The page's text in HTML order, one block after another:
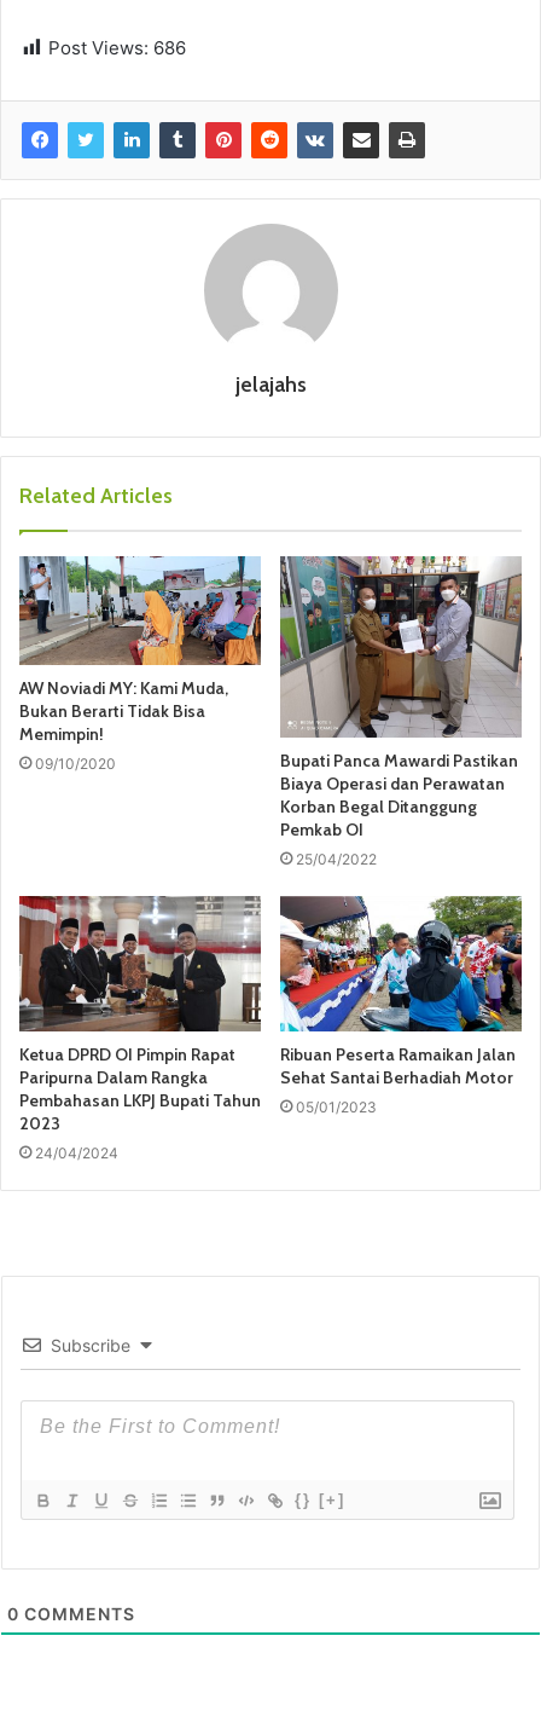
Post Views: 686
jelajahs
Related Articles
AW Noviadi MY: Kami Muda,
Bukan Berarti Tidak Bisa
Memimpin!
09/10/2020
Bupati Panca Mawardi Pastikan
Biaya Operasi dan Perawatan
Korban Begal Ditanggung
Pemkab OI
25/04/2022
Ketua DPRD OI Pimpin Rapat
Paripurna Dalam Rangka
Pembahasan LKPJ Bupati Tahun
2023
24/04/2024
Ribuan Peserta Ramaikan Jalan
Sehat Santai Berhadiah Motor
05/01/2023
Subscribe
{} [+]
0 COMMENTS